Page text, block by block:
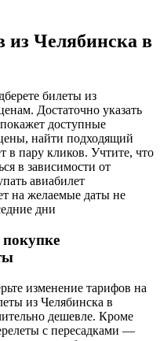
из Челябинска в
билеты из
Достаточно указать
доступные
найти подходящий
в пару кликов. Учтите, что
в зависимости от
авиабилет
на желаемые даты не
дни
изменение тарифов на
из Челябинска в
дешевле. Кроме
с пересадками —